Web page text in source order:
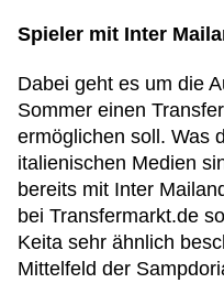
Spieler mit Inter
Dabei geht es um die
Sommer einen
ermöglichen soll. Was
italienischen Medien
bereits mit Inter
bei Transfermarkt.de
Keita sehr ähnlich
Mittelfeld der